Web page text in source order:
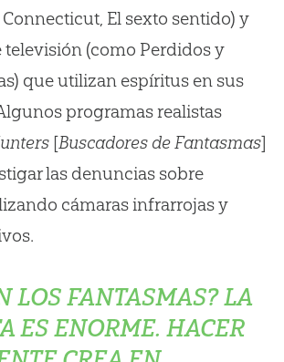
El sexto sentido) y
(como Perdidos y
que utilizan espíritus en sus
programas realistas
[Buscadores de Fantasmas]
las denuncias sobre
cámaras infrarrojas y
LOS FANTASMAS? LA
ES ENORME. HACER